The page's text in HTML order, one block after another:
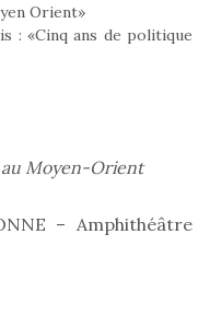
Orient»
: «Cinq ans de politique
au Moyen-Orient
– Amphithéâtre